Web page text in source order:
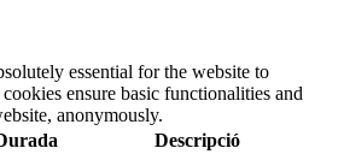
essential for the website to
ensure basic functionalities and
anonymously.
Descripció